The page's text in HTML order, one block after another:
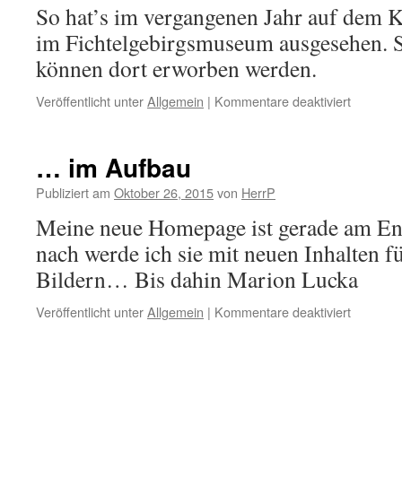
So hat’s im vergangenen Jahr auf dem
im Fichtelgebirgsmuseum ausgesehen.
können dort erworben werden.
Veröffentlicht unterAllgemein | Kommentare deaktiviertfür
… im Aufbau
Publiziert am Oktober 26, 2015von HerrP
Meine neue Homepage ist gerade am
nach werde ich sie mit neuen Inhalten
Bildern… Bis dahin Marion Lucka
Veröffentlicht unterAllgemein | Kommentare deaktiviertfür